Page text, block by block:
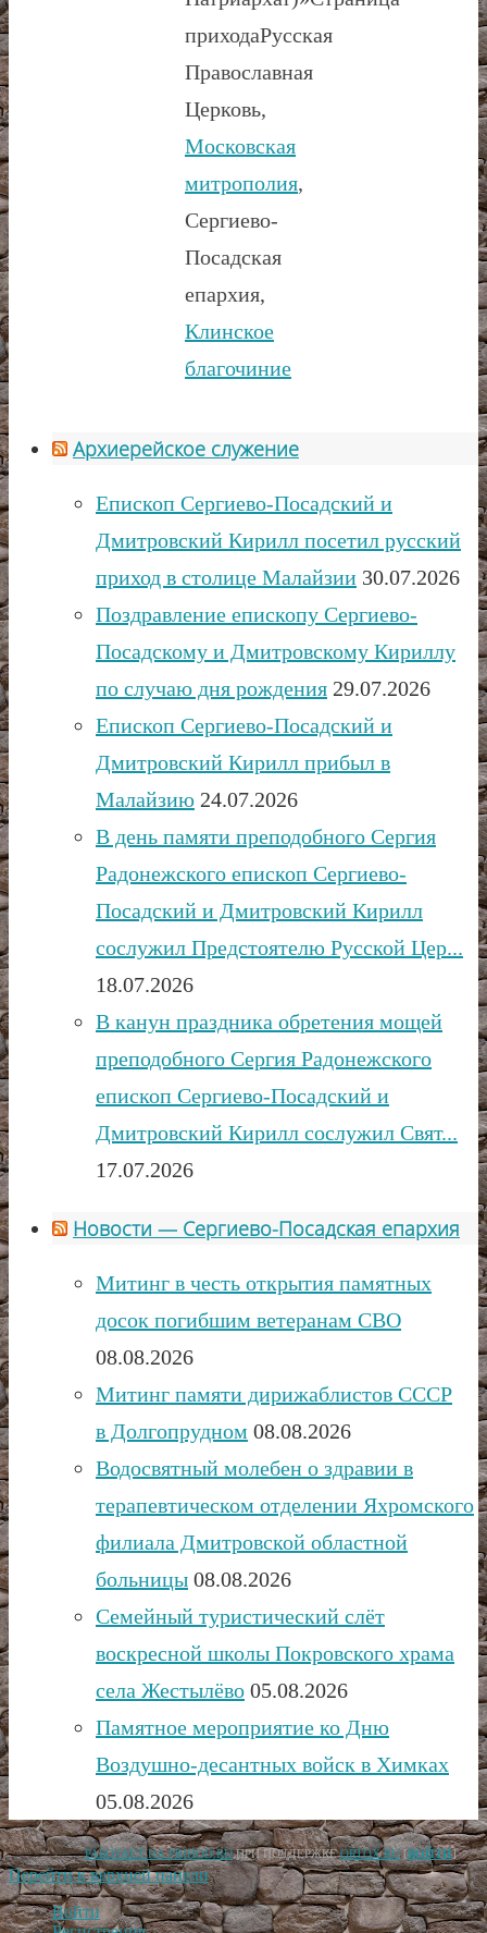
приходаРусская
Православная
Церковь,
Московская
митрополия,
Сергиево-
Посадская
епархия,
Клинское
благочиние
Архиерейское служение
Епископ Сергиево-Посадский и
Дмитровский Кирилл посетил русский
приход в столице Малайзии 30.07.2026
Поздравление епископу Сергиево-
Посадскому и Дмитровскому Кириллу
по случаю дня рождения 29.07.2026
Епископ Сергиево-Посадский и
Дмитровский Кирилл прибыл в
Малайзию 24.07.2026
В день памяти преподобного Сергия
Радонежского епископ Сергиево-
Посадский и Дмитровский Кирилл
сослужил Предстоятелю Русской Цер...
18.07.2026
В канун праздника обретения мощей
преподобного Сергия Радонежского
епископ Сергиево-Посадский и
Дмитровский Кирилл сослужил Свят...
17.07.2026
Новости — Сергиево-Посадская епархия
Митинг в честь открытия памятных
досок погибшим ветеранам СВО
08.08.2026
Митинг памяти дирижаблистов СССР
в Долгопрудном 08.08.2026
Водосвятный молебен о здравии в
терапевтическом отделении Яхромского
филиала Дмитровской областной
больницы 08.08.2026
Семейный туристический слёт
воскресной школы Покровского храма
села Жестылёво 05.08.2026
Памятное мероприятие ко Дню
Воздушно-десантных войск в Химках
05.08.2026
РАБОТАЕТ НА PRIHOD.RUПРИ ПОДДЕРЖКЕORTOX.RU[ВОЙТИ]
Перейти к верхней панели
Войти